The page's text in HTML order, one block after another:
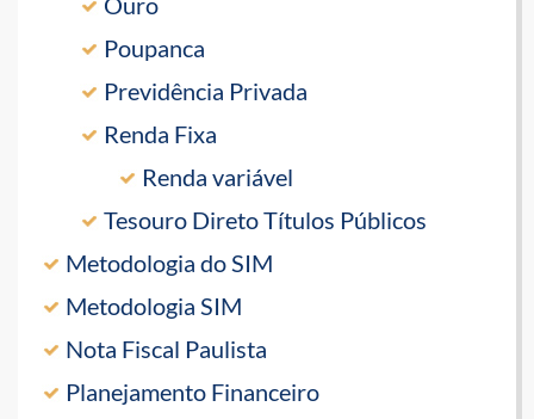
Poupanca
Previdência Privada
Renda Fixa
Renda variável
Tesouro Direto Títulos Públicos
Metodologia do SIM
Metodologia SIM
Nota Fiscal Paulista
Planejamento Financeiro